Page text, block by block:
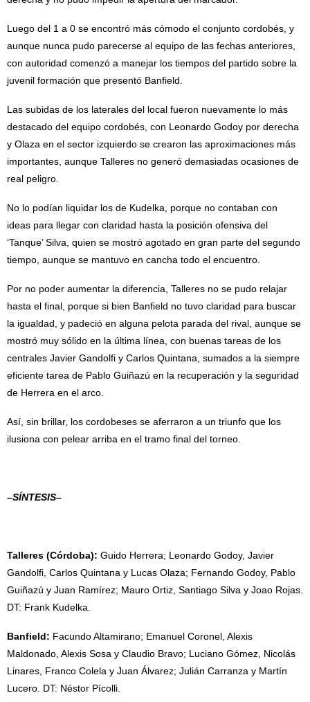
Luego del 1 a 0 se encontró más cómodo el conjunto cordobés, y
aunque nunca pudo parecerse al equipo de las fechas anteriores,
con autoridad comenzó a manejar los tiempos del partido sobre la
juvenil formación que presentó Banfield.
Las subidas de los laterales del local fueron nuevamente lo más
destacado del equipo cordobés, con Leonardo Godoy por derecha
y Olaza en el sector izquierdo se crearon las aproximaciones más
importantes, aunque Talleres no generó demasiadas ocasiones de
real peligro.
No lo podían liquidar los de Kudelka, porque no contaban con
ideas para llegar con claridad hasta la posición ofensiva del
‘Tanque’ Silva, quien se mostró agotado en gran parte del segundo
tiempo, aunque se mantuvo en cancha todo el encuentro.
Por no poder aumentar la diferencia, Talleres no se pudo relajar
hasta el final, porque si bien Banfield no tuvo claridad para buscar
la igualdad, y padeció en alguna pelota parada del rival, aunque se
mostró muy sólido en la última línea, con buenas tareas de los
centrales Javier Gandolfi y Carlos Quintana, sumados a la siempre
eficiente tarea de Pablo Guiñazú en la recuperación y la seguridad
de Herrera en el arco.
Así, sin brillar, los cordobeses se aferraron a un triunfo que los
ilusiona con pelear arriba en el tramo final del torneo.
–SÍNTESIS–
Talleres (Córdoba): Guido Herrera; Leonardo Godoy, Javier
Gandolfi, Carlos Quintana y Lucas Olaza; Fernando Godoy, Pablo
Guiñazú y Juan Ramírez; Mauro Ortiz, Santiago Silva y Joao Rojas.
DT: Frank Kudelka.
Banfield: Facundo Altamirano; Emanuel Coronel, Alexis
Maldonado, Alexis Sosa y Claudio Bravo; Luciano Gómez, Nicolás
Linares, Franco Colela y Juan Álvarez; Julián Carranza y Martín
Lucero. DT: Néstor Pícolli.